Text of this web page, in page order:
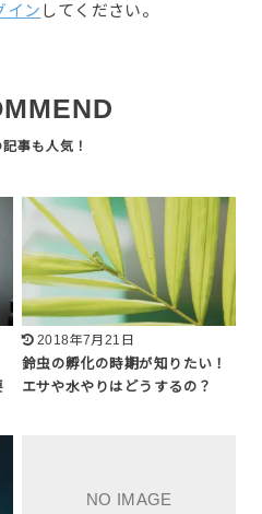
イン してください。
2018年7月21日
鈴虫の孵化の時期が知りたい！
エサや水やりはどうするの？